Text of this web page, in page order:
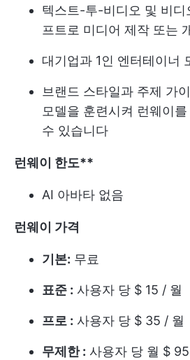
텍스트-투-비디오 및 비
프트로 미디어 제작 또는
대기업과 1인 엔터테이너
브랜드 스타일과 주제 가
모델을 훈련시켜 런웨이
수 있습니다
런웨이 한도**
AI 아바타 없음
런웨이 가격
기본: 무료
표준 : 사용자 당 $ 15 / 월
프로 : 사용자 당 $ 35 / 월
무제한 : 사용자 당 월 $